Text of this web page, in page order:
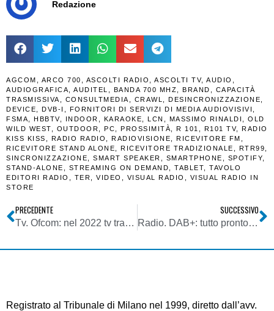
Redazione
AGCOM ARCO 700 ASCOLTI RADIO ASCOLTI TV, AUDIO
AUDIOGRAFICA
AUDITEL BANDA 700 MHZ BRAND
CAPACITÀ
TRASMISSIVA
CONSULTMEDIA CRAWL DESINCRONIZZAZIONE
DEVICE
DVB-I FORNITORI DI SERVIZI DI MEDIA AUDIOVISIVI
FSMA
HBBTV, INDOOR KARAOKE LCN MASSIMO RINALDI
OLD
WILD WEST
OUTDOOR PC PROSSIMITÀ R 101 R101 TV, RADIO
KISS KISS
RADIO RADIO RADIOVISIONE RICEVITORE FM
RICEVITORE STAND ALONE
RICEVITORE TRADIZIONALE RTR99
SINCRONIZZAZIONE
SMART SPEAKER SMARTPHONE SPOTIFY
STAND-ALONE
STREAMING ON DEMAND TABLET
TAVOLO
EDITORI RADIO
TER VIDEO VISUAL RADIO
VISUAL RADIO IN
STORE
PRECEDENTE
Tv. Ofcom: nel 2022 tv tradizionale ha visto in UK calo più consistente di sempre per formule all you can eat. Ma potrebbe non essere un male
SUCCESSIVO
Radio. DAB+: tutto pronto per le manifestazioni d’interesse per Lombardia, Piemonte, VdA, Liguria, Toscana, Umbria, Campania, Sicilia
Registrato al Tribunale di Milano nel 1999, diretto dall’avv.